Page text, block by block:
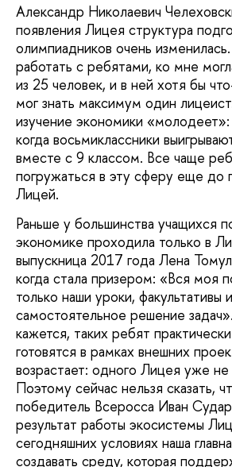
Александр Николаевич
появления Лицея структура
олимпиадников очень
работать с ребятами, ко мне
из 25 человек, и в ней хотя бы
мог знать максимум один
изучение экономики
когда восьмиклассники
вместе с 9 классом. Все чаще
погружаться в эту сферу еще до
Лицей.
Раньше у большинства учащихся
экономике проходила только в
выпускница 2017 года Лена
когда стала призером: «Вся моя
только наши уроки, факультативы и
самостоятельное решение
кажется, таких ребят
готовятся в рамках внешних
возрастает: одного Лицея уже не
Поэтому сейчас нельзя сказать,
победитель Всеросса Иван
результат работы экосистемы
сегодняшних условиях наша
создавать среду, которая